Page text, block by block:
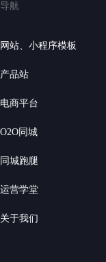
导航
网站、小程序模板
产品站
电商平台
O2O同城
同城跑腿
运营学堂
关于我们